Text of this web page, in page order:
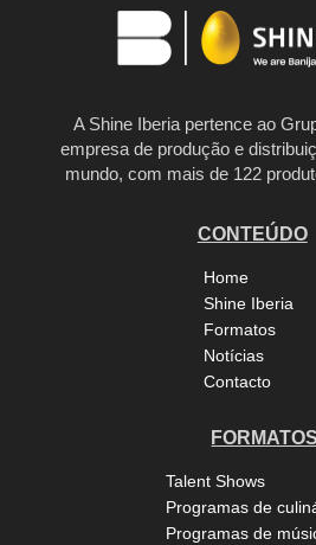
A Shine Iberia pertence ao
empresa de produção e
mundo, com mais de 122
CONTEÚDO
Home
Shine Iberia
Formatos
Notícias
Contacto
FORMATOS
Talent Shows
Programas de
Programas de